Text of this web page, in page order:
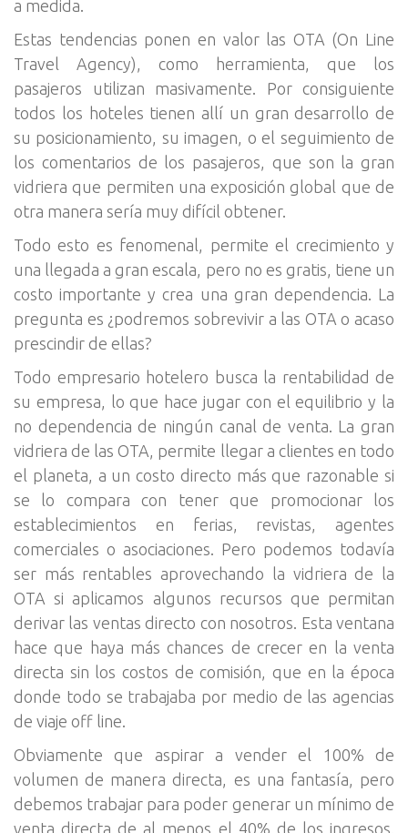
a medida.
Estas tendencias ponen en valor las OTA (On Line
Travel Agency), como herramienta, que los
pasajeros utilizan masivamente. Por consiguiente
todos los hoteles tienen allí un gran desarrollo de
su posicionamiento, su imagen, o el seguimiento de
los comentarios de los pasajeros, que son la gran
vidriera que permiten una exposición global que de
otra manera sería muy difícil obtener.
Todo esto es fenomenal, permite el crecimiento y
una llegada a gran escala, pero no es gratis, tiene un
costo importante y crea una gran dependencia. La
pregunta es ¿podremos sobrevivir a las OTA o acaso
prescindir de ellas?
Todo empresario hotelero busca la rentabilidad de
su empresa, lo que hace jugar con el equilibrio y la
no dependencia de ningún canal de venta. La gran
vidriera de las OTA, permite llegar a clientes en todo
el planeta, a un costo directo más que razonable si
se lo compara con tener que promocionar los
establecimientos en ferias, revistas, agentes
comerciales o asociaciones. Pero podemos todavía
ser más rentables aprovechando la vidriera de la
OTA si aplicamos algunos recursos que permitan
derivar las ventas directo con nosotros. Esta ventana
hace que haya más chances de crecer en la venta
directa sin los costos de comisión, que en la época
donde todo se trabajaba por medio de las agencias
de viaje off line.
Obviamente que aspirar a vender el 100% de
volumen de manera directa, es una fantasía, pero
debemos trabajar para poder generar un mínimo de
venta directa de al menos el 40% de los ingresos.